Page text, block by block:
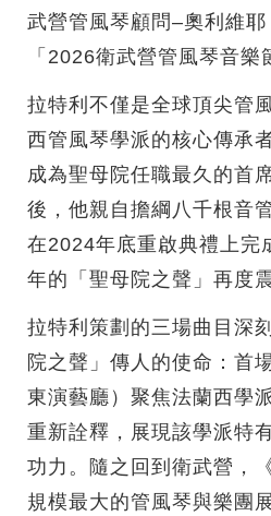
武營管風琴顧問–奧利維
「2026衛武營管風琴音樂
拉特利不僅是全球頂尖管
西管風琴學派的核心傳承
成為聖母院任職最久的首
後，他親自擔綱八千根音
在2024年底重啟典禮上完
年的「聖母院之聲」再度
拉特利策劃的三場曲目深
院之聲」傳人的使命：首
東演藝廳）聚焦法蘭西學
重新詮釋，展現該學派特
功力。隨之回到衛武營，
規模最大的管風琴與樂團